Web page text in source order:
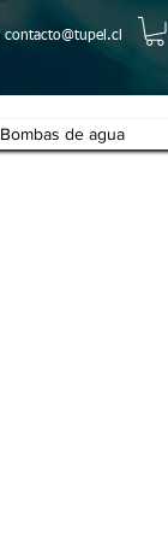
contacto@tupel.cl
Bombas de agua